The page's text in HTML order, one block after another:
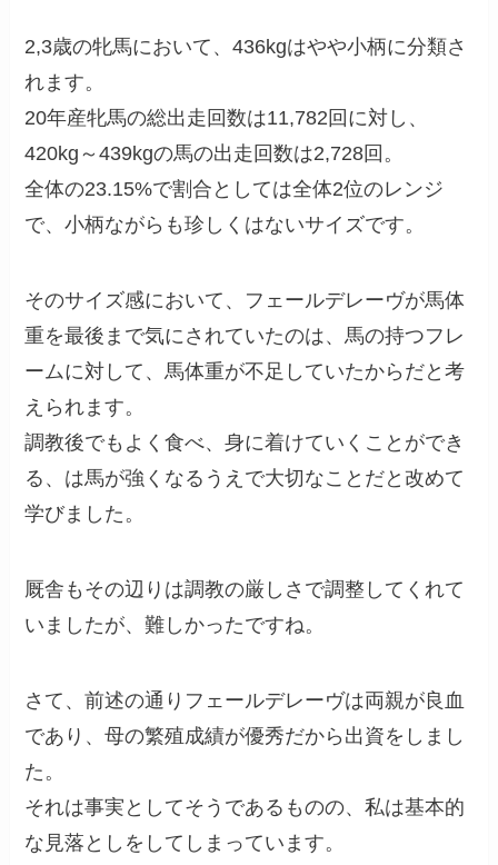
2,3歳の牝馬において、436kgはやや小柄に分類さ
れます。
20年産牝馬の総出走回数は11,782回に対し、
420kg～439kgの馬の出走回数は2,728回。
全体の23.15%で割合としては全体2位のレンジ
で、小柄ながらも珍しくはないサイズです。
そのサイズ感において、フェールデレーヴが馬体
重を最後まで気にされていたのは、馬の持つフレ
ームに対して、馬体重が不足していたからだと考
えられます。
調教後でもよく食べ、身に着けていくことができ
る、は馬が強くなるうえで大切なことだと改めて
学びました。
厩舎もその辺りは調教の厳しさで調整してくれて
いましたが、難しかったですね。
さて、前述の通りフェールデレーヴは両親が良血
であり、母の繁殖成績が優秀だから出資をしまし
た。
それは事実としてそうであるものの、私は基本的
な見落としをしてしまっています。